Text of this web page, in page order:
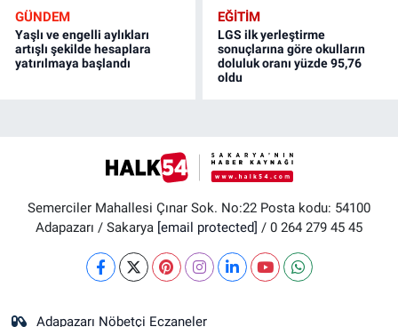
GÜNDEM
Yaşlı ve engelli aylıkları
artışlı şekilde hesaplara
yatırılmaya başlandı
EĞİTİM
LGS ilk yerleştirme
sonuçlarına göre okulların
doluluk oranı yüzde 95,76
oldu
Semerciler Mahallesi Çınar Sok. No:22 Posta kodu: 54100
Adapazarı / Sakarya [email protected] / 0 264 279 45 45
Adapazarı Nöbetçi Eczaneler